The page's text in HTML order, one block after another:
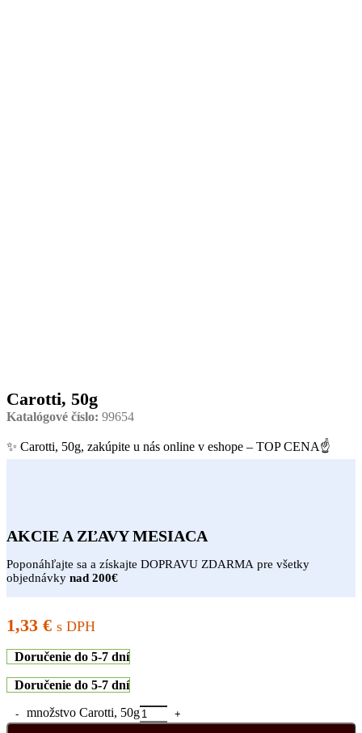
Carotti, 50g
Katalógové číslo: 99654
✨ Carotti, 50g, zakúpite u nás online v eshope – TOP CENA☝
AKCIE A ZĽAVY MESIACA
Poponáhľajte sa a získajte DOPRAVU ZDARMA pre všetky
objednávky nad 200€
1,33 € s DPH
Doručenie do 5-7 dní
Doručenie do 5-7 dní
množstvo Carotti, 50g